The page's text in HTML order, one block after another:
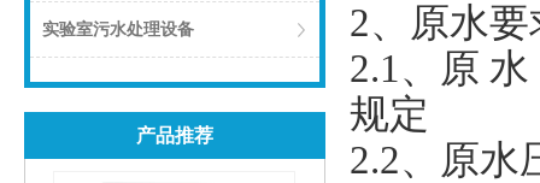
实验室污水处理设备
产品推荐
2、原水要
2.1、原
规定
2.2、原水